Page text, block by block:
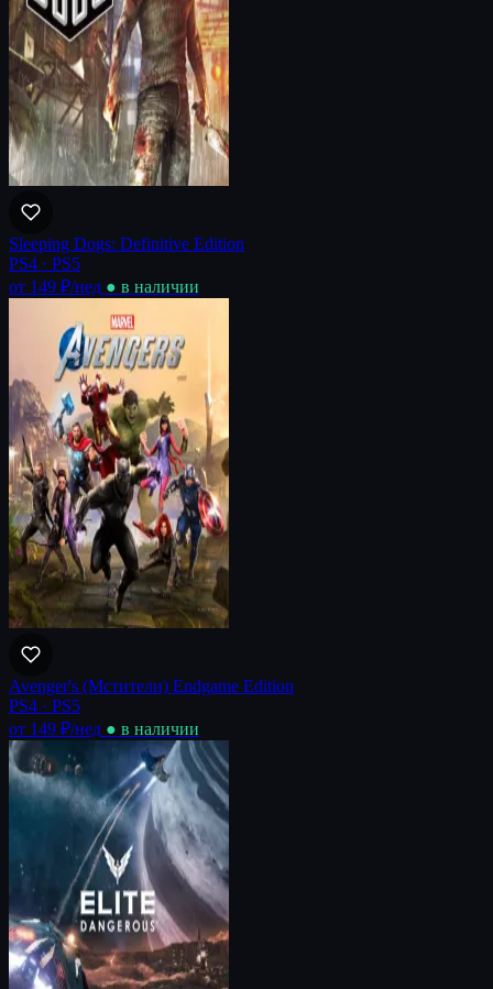
Sleeping Dogs: Definitive Edition
PS4 · PS5
от 149 ₽/нед ● в наличии
Avenger's (Мстители) Endgame Edition
PS4 · PS5
от 149 ₽/нед ● в наличии